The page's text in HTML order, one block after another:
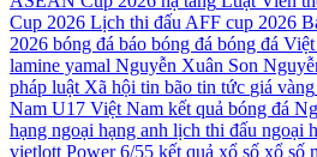
Cup 2026 Lịch thi đấu AFF cup 2026
2026 bóng đá báo bóng đá bóng đá
lamine yamal Nguyễn Xuân Son
pháp luật Xã hội tin bão tin tức giá vàng
Nam U17 Việt Nam kết quả bóng đá
hạng ngoại hạng anh lịch thi đấu ngoại
vietlott Power 6/55 kết quả xổ số xổ số